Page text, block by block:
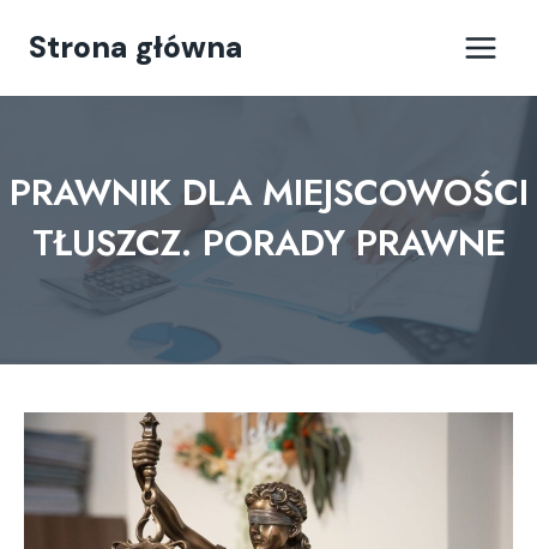
treści
Strona główna
PRAWNIK DLA MIEJSCOWOŚCI
TŁUSZCZ. PORADY PRAWNE